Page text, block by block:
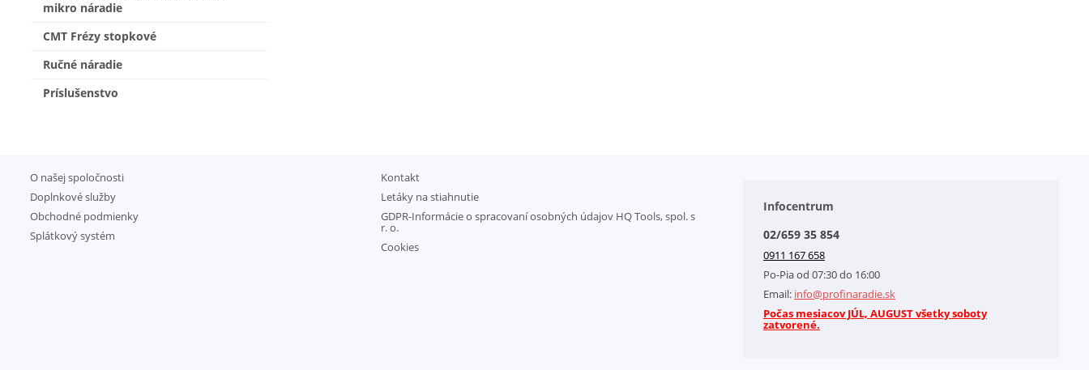
mikro náradie
CMT Frézy stopkové
Ručné náradie
Príslušenstvo
O našej spoločnosti
Doplnkové služby
Obchodné podmienky
Splátkový systém
Kontakt
Letáky na stiahnutie
GDPR-Informácie o spracovaní osobných údajov HQ Tools, spol. s
r. o.
Cookies
Infocentrum
02/659 35 854
0911 167 658
Po-Pia od 07:30 do 16:00
Email: info@profinaradie.sk
Počas mesiacov JÚL, AUGUST všetky soboty
zatvorené.